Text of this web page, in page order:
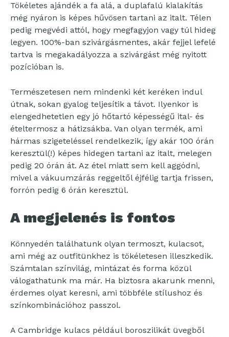
Tökéletes ajándék a fa alá, a duplafalú kialakítás
még nyáron is képes hűvösen tartani az italt. Télen
pedig megvédi attól, hogy megfagyjon vagy túl hideg
legyen. 100%-ban szivárgásmentes, akár fejjel lefelé
tartva is megakadályozza a szivárgást még nyitott
pozícióban is.
Természetesen nem mindenki két keréken indul
útnak, sokan gyalog teljesítik a távot. Ilyenkor is
elengedhetetlen egy jó hőtartó képességű ital- és
ételtermosz a hátizsákba. Van olyan termék, ami
hármas szigeteléssel rendelkezik, így akár 100 órán
keresztül(!) képes hidegen tartani az italt, melegen
pedig 20 órán át. Az étel miatt sem kell aggódni,
mivel a vákuumzárás reggeltől éjfélig tartja frissen,
forrón pedig 6 órán keresztül.
A megjelenés is fontos
Könnyedén találhatunk olyan termoszt, kulacsot,
ami még az outfitünkhez is tökéletesen illeszkedik.
Számtalan színvilág, mintázat és forma közül
válogathatunk ma már. Ha biztosra akarunk menni,
érdemes olyat keresni, ami többféle stílushoz és
színkombinációhoz passzol.
A Cambridge kulacs például boroszilikát üvegből